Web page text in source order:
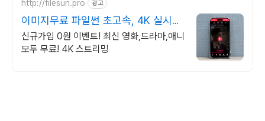
http://filesun.pro 광고
이미지무료 파일썬 초고속, 4K 실시간
보기!
신규가입 0원 이벤트! 최신 영화,드라마,애니
모두 무료! 4K 스트리밍